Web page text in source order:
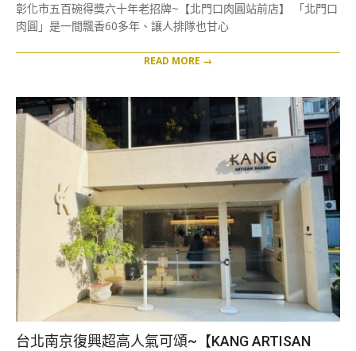
11
彰化市五百碗得獎六十年老招牌~【北門口肉圓站前店】 「北門口
肉圓」是一間飄香60多年、讓人排隊也甘心
READ MORE →
台北南京復興超高人氣可頌~【KANG ARTISAN